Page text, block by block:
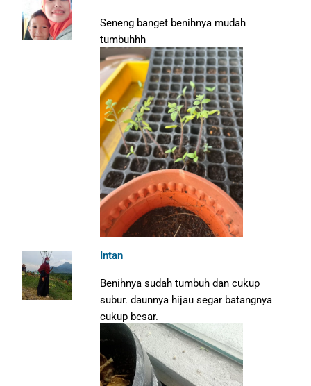
Seneng banget benihnya mudah
tumbuhhh
Intan
Benihnya sudah tumbuh dan cukup
subur. daunnya hijau segar batangnya
cukup besar.